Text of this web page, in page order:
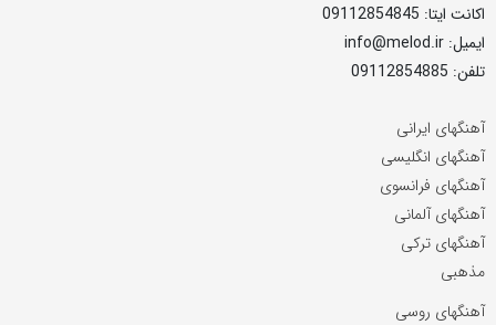
اکانت ایتا: 09112854845
ایمیل: info@melod.ir
تلفن: 09112854885
آهنگهای ایرانی
آهنگهای انگلیسی
آهنگهای فرانسوی
آهنگهای آلمانی
آهنگهای ترکی
مذهبی
آهنگهای روسی